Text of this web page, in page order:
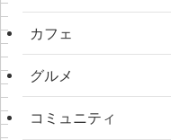
カフェ
グルメ
コミュニティ